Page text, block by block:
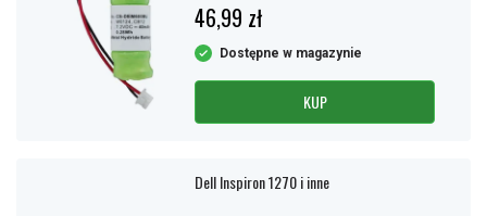
46,99 zł
Dostępne w magazynie
KUP
Dell Inspiron 1270 i inne